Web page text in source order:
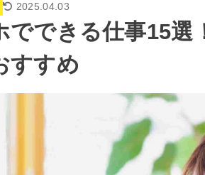
2025.04.03
でできる仕事15選
すすめ